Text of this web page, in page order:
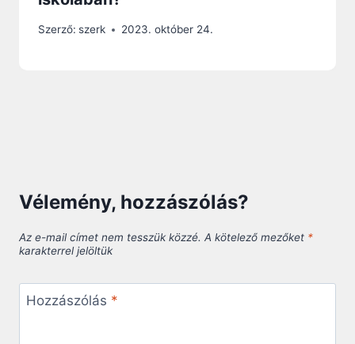
Szerző: szerk 2023. október 24.
Vélemény, hozzászólás?
Az e-mail címet nem tesszük közzé. A kötelező mezőket *
karakterrel jelöltük
Hozzászólás *